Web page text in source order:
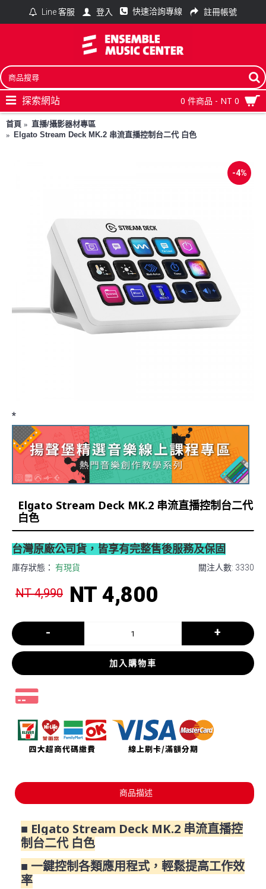
Line 客服 登入 快速洽詢專線 註冊帳號
0 件商品 - NT 0
探索網站
首頁
直播/攝影器材專區
Elgato Stream Deck MK.2 串流直播控制台二代 白色
-4%
*
Elgato Stream Deck MK.2 串流直播控制台二代
白色
台灣原廠公司貨，皆享有完整售後服務及保固
關注人數: 3330
庫存狀態： 有現貨
NT 4,990 NT 4,800
- +
加入購物車
商品描述
■ Elgato Stream Deck MK.2 串流直播控
制台二代 白色
■ 一鍵控制各類應用程式，輕鬆提高工作效
率